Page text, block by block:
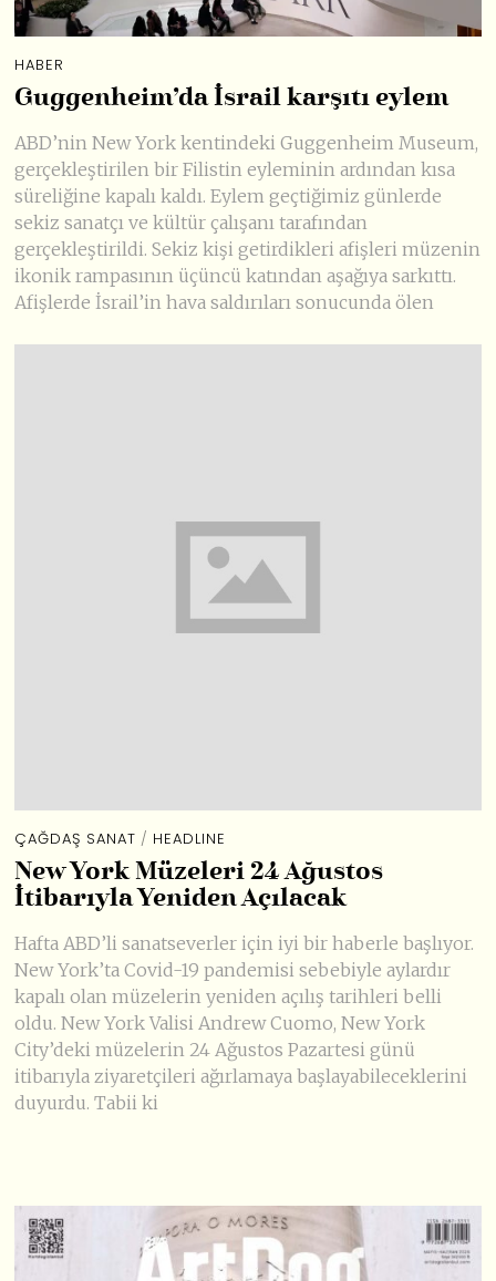
HABER
Guggenheim’da İsrail karşıtı eylem
ABD’nin New York kentindeki Guggenheim Museum,
gerçekleştirilen bir Filistin eyleminin ardından kısa
süreliğine kapalı kaldı. Eylem geçtiğimiz günlerde
sekiz sanatçı ve kültür çalışanı tarafından
gerçekleştirildi. Sekiz kişi getirdikleri afişleri müzenin
ikonik rampasının üçüncü katından aşağıya sarkıttı.
Afişlerde İsrail’in hava saldırıları sonucunda ölen
ÇAĞDAŞ SANAT / HEADLINE
New York Müzeleri 24 Ağustos
İtibarıyla Yeniden Açılacak
Hafta ABD’li sanatseverler için iyi bir haberle başlıyor.
New York’ta Covid-19 pandemisi sebebiyle aylardır
kapalı olan müzelerin yeniden açılış tarihleri belli
oldu. New York Valisi Andrew Cuomo, New York
City’deki müzelerin 24 Ağustos Pazartesi günü
itibarıyla ziyaretçileri ağırlamaya başlayabileceklerini
duyurdu. Tabii ki